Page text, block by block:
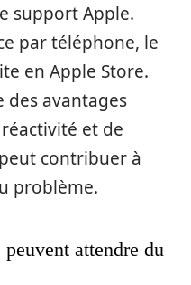
support Apple.
par téléphone, le
en Apple Store.
des avantages
et de
contribuer à
problème.
attendre du